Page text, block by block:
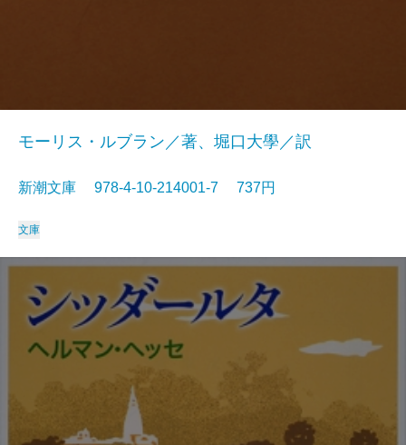
モーリス・ルブラン／著、堀口大學／訳
新潮文庫 978-4-10-214001-7 737円
文庫